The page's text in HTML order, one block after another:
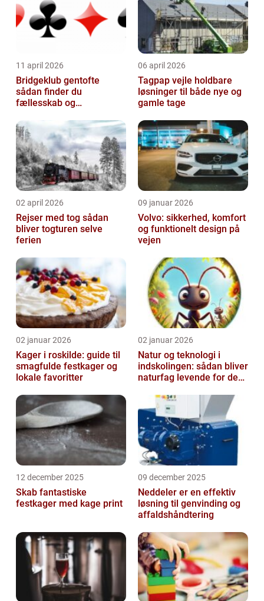
11 april 2026
Bridgeklub gentofte
sådan finder du
fællesskab og
06 april 2026
Tagpap vejle holdbare
løsninger til både nye og
gamle tage
02 april 2026
Rejser med tog sådan
bliver togturen selve
ferien
09 januar 2026
Volvo: sikkerhed, komfort
og funktionelt design på
vejen
02 januar 2026
Kager i roskilde: guide til
smagfulde festkager og
lokale favoritter
02 januar 2026
Natur og teknologi i
indskolingen: sådan bliver
naturfag levende for de
12 december 2025
Skab fantastiske
festkager med kage print
09 december 2025
Neddeler er en effektiv
løsning til genvinding og
affaldshåndtering